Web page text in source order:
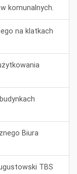
komunalnych.
na klatkach
Biura
TBS